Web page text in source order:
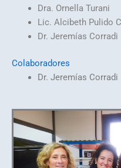
Dra. Ornella Turani
Lic. Alcibeth Pulido
Dr. Jeremías Corradi
Colaboradores
Dr. Jeremías